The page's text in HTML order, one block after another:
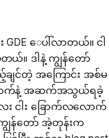
ေပါ်လာတယ်။ ငါ
။ ဒါနဲ့ ကျွန်တော်
ျင်တဲ့ အကြောင်း အစ်မ
ောက်နဲ့ အဆက်အသွယ်ရခဲ့
ငါး ခြောက်လလောက်
ကျွန်တော် အဲ့တုန်းက